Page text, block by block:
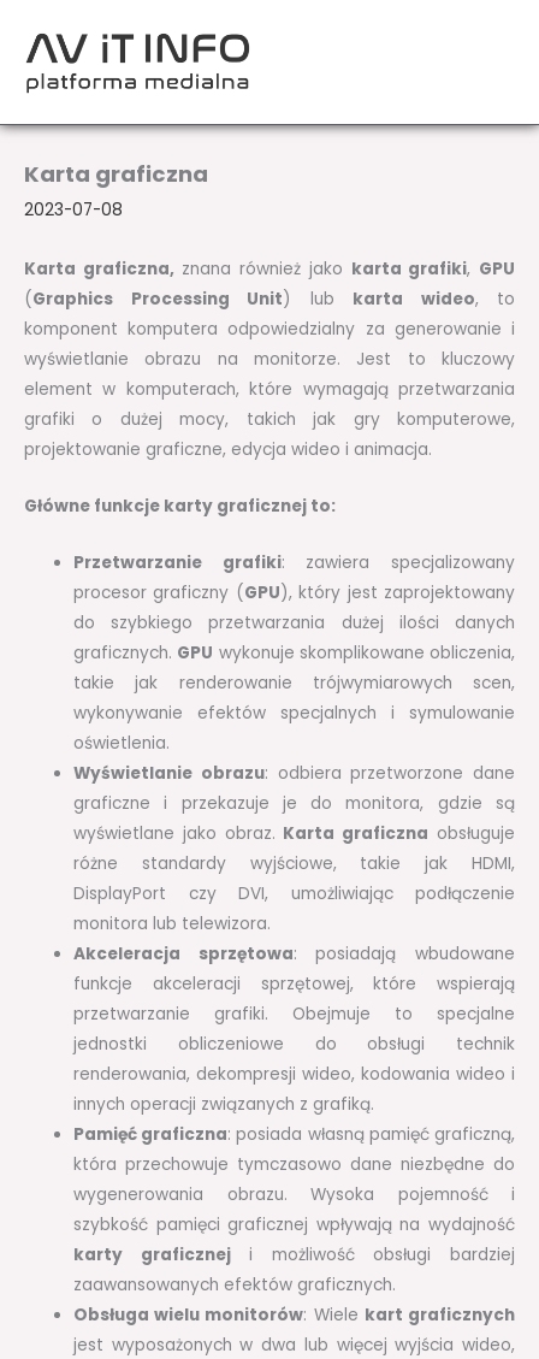
treści
Karta graficzna
2023-07-08
Karta graficzna, znana również jako karta grafiki, GPU
(Graphics Processing Unit) lub karta wideo, to
komponent komputera odpowiedzialny za generowanie i
wyświetlanie obrazu na monitorze. Jest to kluczowy
element w komputerach, które wymagają przetwarzania
grafiki o dużej mocy, takich jak gry komputerowe,
projektowanie graficzne, edycja wideo i animacja.
Główne funkcje karty graficznej to:
Przetwarzanie grafiki: zawiera specjalizowany
procesor graficzny (GPU), który jest zaprojektowany
do szybkiego przetwarzania dużej ilości danych
graficznych. GPU wykonuje skomplikowane obliczenia,
takie jak renderowanie trójwymiarowych scen,
wykonywanie efektów specjalnych i symulowanie
oświetlenia.
Wyświetlanie obrazu: odbiera przetworzone dane
graficzne i przekazuje je do monitora, gdzie są
wyświetlane jako obraz. Karta graficzna obsługuje
różne standardy wyjściowe, takie jak HDMI,
DisplayPort czy DVI, umożliwiając podłączenie
monitora lub telewizora.
Akceleracja sprzętowa: posiadają wbudowane
funkcje akceleracji sprzętowej, które wspierają
przetwarzanie grafiki. Obejmuje to specjalne
jednostki obliczeniowe do obsługi technik
renderowania, dekompresji wideo, kodowania wideo i
innych operacji związanych z grafiką.
Pamięć graficzna: posiada własną pamięć graficzną,
która przechowuje tymczasowo dane niezbędne do
wygenerowania obrazu. Wysoka pojemność i
szybkość pamięci graficznej wpływają na wydajność
karty graficzneji możliwość obsługi bardziej
zaawansowanych efektów graficznych.
Obsługa wielu monitorów: Wiele kart graficznych
jest wyposażonych w dwa lub więcej wyjścia wideo,